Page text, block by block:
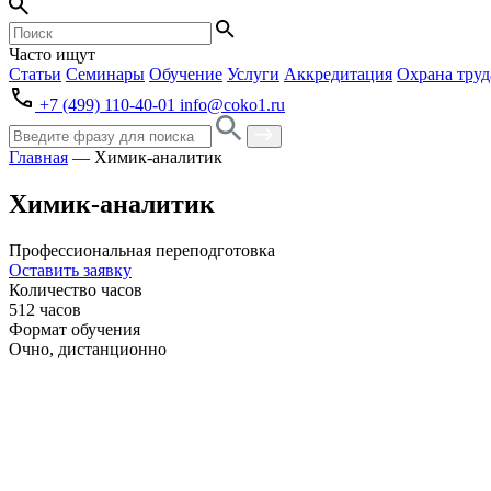
Часто ищут
Статьи Семинары Обучение Услуги Аккредитация Охрана
+7 (499) 110-40-01 info@coko1.ru
Главная — Химик-аналитик
Химик-аналитик
Профессиональная переподготовка
Оставить заявку
Количество часов
512 часов
Формат обучения
Очно, дистанционно